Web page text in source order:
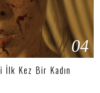
04
İlk Kez Bir Kadın